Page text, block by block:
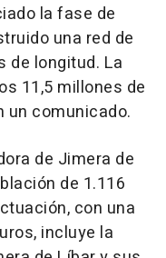
la fase de
una red de
de longitud. La
11,5 millones de
un comunicado.
de Jimera de
de 1.116
con una
incluye la